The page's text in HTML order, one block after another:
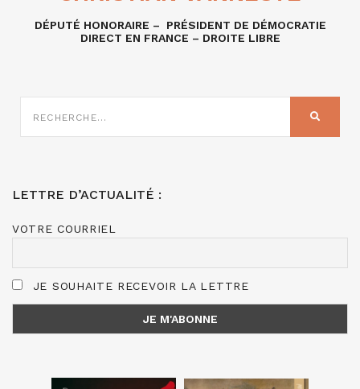
DÉPUTÉ HONORAIRE – PRÉSIDENT DE DÉMOCRATIE
DIRECT EN FRANCE – DROITE LIBRE
RECHERCHE
SUR
LETTRE D’ACTUALITÉ :
VOTRE COURRIEL
JE SOUHAITE RECEVOIR LA LETTRE